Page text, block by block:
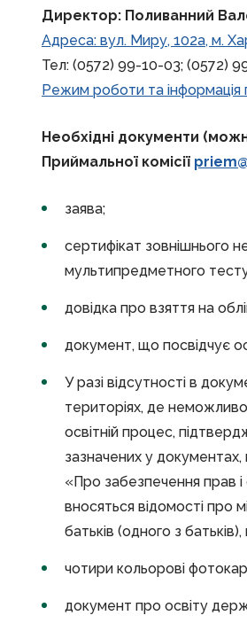
Директор: Поливанний
Адреса: вул. Миру, 102а, м.
Тел: (0572) 99-10-03; (0572)
Режим роботи та інформація
Необхідні документи
Приймальної комісії priem
заява;
сертифікат зовнішнього
мультипредметного
довідка про взяття на
документ, що посвідчує
У разі відсутності в
територіях, де
освітній процес,
зазначених у документах,
«Про забезпечення прав
вносяться відомості про
батьків (одного з
чотири кольорові
документ про освіту